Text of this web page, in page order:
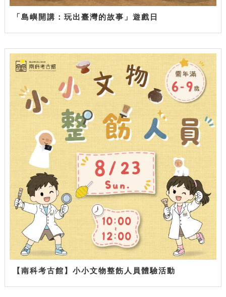
「島嶼開講：玩出臺灣的故事」遊戲日
【南科考古館】小小文物整飭人員體驗活動